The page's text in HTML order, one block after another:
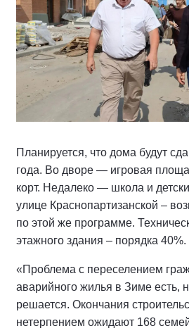
Планируется, что дома будут
года. Во дворе — игровая
корт. Недалеко — школа и
улице Краснопартизанской –
по этой же программе.
этажного здания – порядка 40%.
«Проблема с переселением
аварийного жилья в Зиме есть,
решается. Окончания
нетерпением ожидают 168